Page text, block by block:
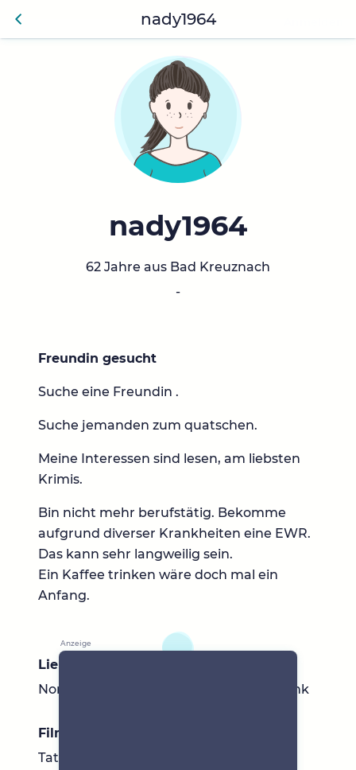
Zurü
nady1964
nady1964
62 Jahre aus Bad Kreuznach
-
Freundin gesucht
Suche eine Freundin .
Suche jemanden zum quatschen.
Meine Interessen sind lesen, am liebsten
Krimis.
Bin nicht mehr berufstätig. Bekomme
aufgrund diverser Krankheiten eine EWR.
Das kann sehr langweilig sein.
Ein Kaffee trinken wäre doch mal ein
Anfang.
Lieblingsbücher
Nora Roberts, Chris Carter, Charlotte Link
Filme & Serien
Tatort, In aller Freundschaft, Criminal